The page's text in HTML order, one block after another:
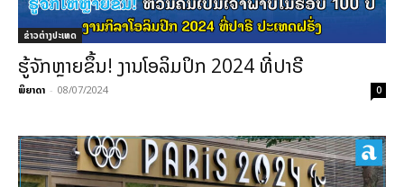
ຂ່າວຕ່າງປະເທດ
ຮູ້ຈັກຫຼາຍຂຶ້ນ! ງານໂອລິມປິກ 2024 ທີ່ປາຣີ
ພິຍາດາ - 08/07/2024 0